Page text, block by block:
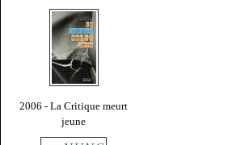
2006 - La Critique meurt
jeune